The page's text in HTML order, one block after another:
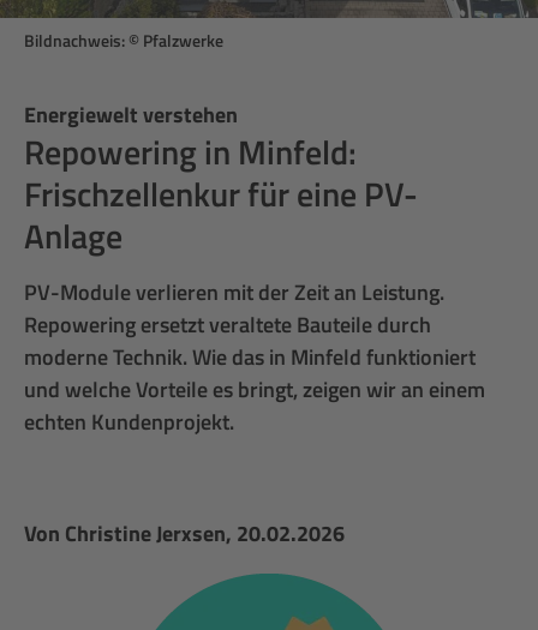
Energiewelt verstehen
Repowering in Minfeld:
Frischzellenkur für eine PV-
Anlage
PV-Module verlieren mit der Zeit an Leistung.
Repowering ersetzt veraltete Bauteile durch
moderne Technik. Wie das in Minfeld funktioniert
und welche Vorteile es bringt, zeigen wir an einem
echten Kundenprojekt.
Bildnachweis: © Pfalzwerke
Von Christine Jerxsen, 20.02.2026